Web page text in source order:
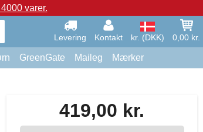
varer.
Levering Kontakt kr. (DKK) 0,00 kr.
GreenGate Maileg Mærker
419,00 kr.